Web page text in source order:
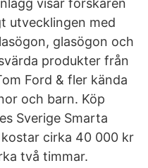
visar forskaren
utvecklingen med
glasögon och
produkter från
Ford & fler kända
och barn. Köp
Sverige Smarta
cirka 40 000 kr
två timmar.